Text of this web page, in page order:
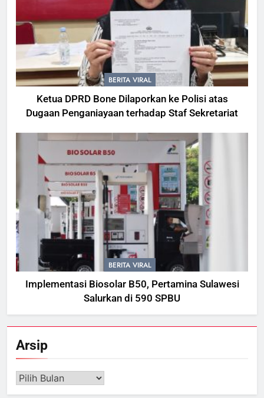
BERITA VIRAL
Ketua DPRD Bone Dilaporkan ke Polisi atas
Dugaan Penganiayaan terhadap Staf Sekretariat
BERITA VIRAL
Implementasi Biosolar B50, Pertamina Sulawesi
Salurkan di 590 SPBU
Arsip
Arsip